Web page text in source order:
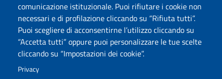
comunicazione istituzionale. Puoi rifiutare i cookie non
necessari e di profilazione cliccando su “Rifiuta tutti”.
Puoi scegliere di acconsentirne l’utilizzo cliccando su
“Accetta tutti” oppure puoi personalizzare le tue scelte
cliccando su “Impostazioni dei cookie”.
Privacy
DADU – Dipartimento di Architettura, Design e Urbanistica
Università degli Studi di Sassari
Palazzo del Pou Salit – Piazza Duomo, 6 - 07041 Alghero
Seguici su